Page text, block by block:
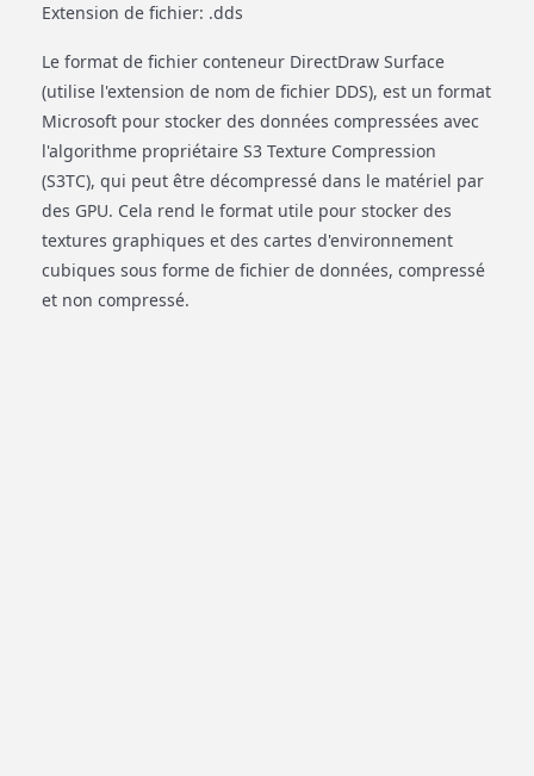
Extension de fichier: .dds
Le format de fichier conteneur DirectDraw Surface
(utilise l'extension de nom de fichier DDS), est un format
Microsoft pour stocker des données compressées avec
l'algorithme propriétaire S3 Texture Compression
(S3TC), qui peut être décompressé dans le matériel par
des GPU. Cela rend le format utile pour stocker des
textures graphiques et des cartes d'environnement
cubiques sous forme de fichier de données, compressé
et non compressé.